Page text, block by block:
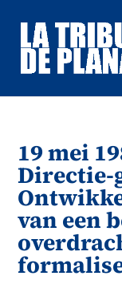
19 mei
Directie-
van een